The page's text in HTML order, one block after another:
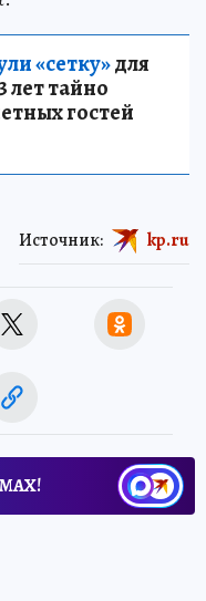
«сетку»для
лет тайно
гостей
Источник: kp.ru